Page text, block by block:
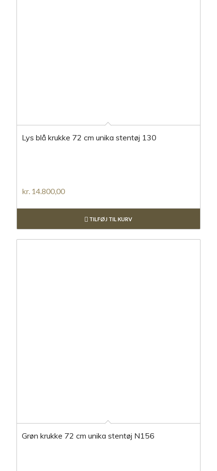
Lys blå krukke 72 cm unika stentøj 130
kr.14.800,00
TILFØJ TIL KURV
Grøn krukke 72 cm unika stentøj N156